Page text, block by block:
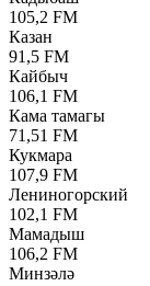
105,2 FM
Казан
91,5 FM
Кайбыч
106,1 FM
Кама тамагы
71,51 FM
Кукмара
107,9 FM
Лениногорский
102,1 FM
Мамадыш
106,2 FM
Минзәлә